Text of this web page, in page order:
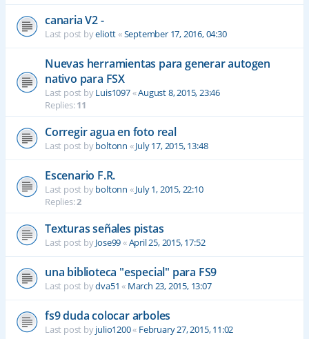
canaria V2 -
Last post byeliott«September 17, 2016, 04:30
Nuevas herramientas para generar autogen
nativo para FSX
Last post byLuis1097«August 8, 2015, 23:46
Replies:11
Corregir agua en foto real
Last post byboltonn «July 17, 2015, 13:48
Escenario F.R.
Last post byboltonn «July 1, 2015, 22:10
Replies:2
Texturas señales pistas
Last post byJose99«April 25, 2015, 17:52
una biblioteca "especial" para FS9
Last post bydva51 « March 23, 2015, 13:07
fs9 duda colocar arboles
Last post byjulio1200« February 27, 2015, 11:02